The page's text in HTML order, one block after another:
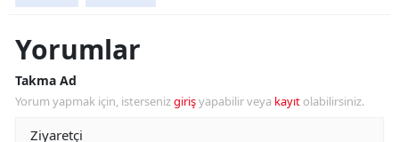
Yorumlar
Takma Ad
Yorum yapmak için, istersenizgirişyapabilir veya kayıt olabilirsiniz.